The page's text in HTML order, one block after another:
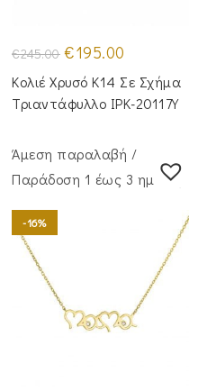
€245.00 Original
price
was:
€245.00.
€195.00
τιμή
είναι:
€195.00.
Κολιέ Χρυσό Κ14 Σε Σχήμα
Τριαντάφυλλο IPK-20117Y
Άμεση παραλαβή /
Παράδoση 1 έως 3 ημέρες
-16%